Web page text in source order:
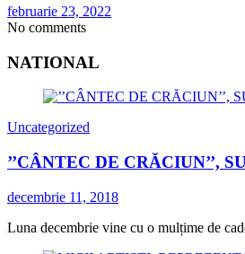
februarie 23, 2022
No comments
NATIONAL
Uncategorized
’’CÂNTEC DE CRĂCIUN’’,
decembrie 11, 2018
Luna decembrie vine cu o mulțime de